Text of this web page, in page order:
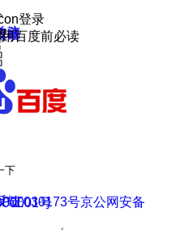
登录
注
藏
心
馈百度前必读
下
馈
证030173号
号